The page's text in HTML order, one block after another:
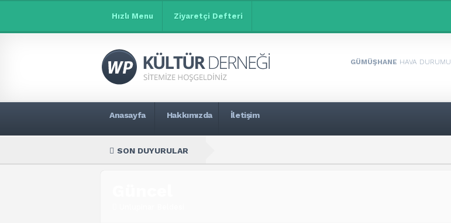
Hızlı Menu Ziyaretçi Defteri
GÜMÜŞHANE HAVA DURUMU
Anasayfa Hakkımızda İletişim
SON DUYURULAR